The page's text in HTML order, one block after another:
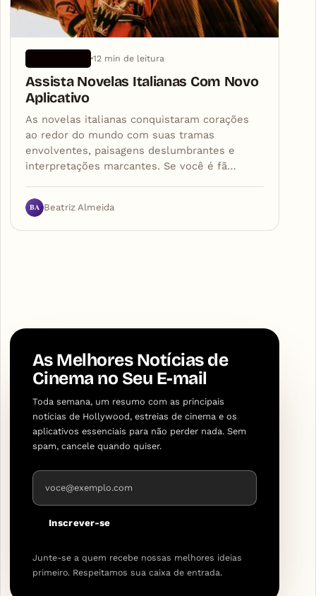
12 min de leitura
Assista Novelas Italianas Com Novo
Aplicativo
As novelas italianas conquistaram corações
ao redor do mundo com suas tramas
envolventes, paisagens deslumbrantes e
interpretações marcantes. Se você é fã…
BA Beatriz Almeida
As Melhores Notícias de
Cinema no Seu E-mail
Toda semana, um resumo com as principais
notícias de Hollywood, estreias de cinema e os
aplicativos essenciais para não perder nada. Sem
spam, cancele quando quiser.
Endereço de e-mail
Inscrever-se
Junte-se a quem recebe nossas melhores ideias
primeiro. Respeitamos sua caixa de entrada.